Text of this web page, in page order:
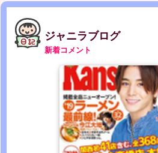
ジャニラブログ
新着コメント